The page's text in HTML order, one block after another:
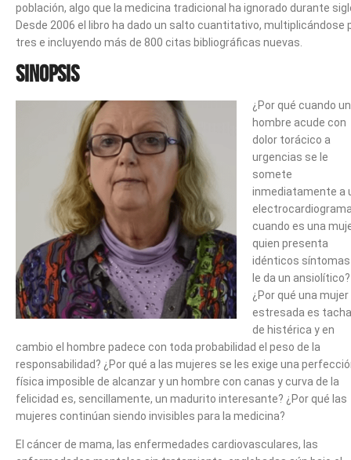
población, algo que la medicina tradicional ha ignorado durante
Desde 2006 el libro ha dado un salto cuantitativo, multiplicándose
tres e incluyendo más de 800 citas bibliográficas nuevas.
Sinopsis
¿Por qué cuando un
hombre acude con
dolor torácico a
urgencias se le
somete
inmediatamente a
cuando es una
quien presenta
idénticos
le da un ansiolítico?
¿Por qué una mujer
estresada es
de histérica y en
cambio el hombre padece con toda probabilidad el peso de la
responsabilidad? ¿Por qué a las mujeres se les exige una
física imposible de alcanzar y un hombre con canas y curva de la
felicidad es, sencillamente, un madurito interesante? ¿Por qué las
mujeres continúan siendo invisibles para la medicina?
El cáncer de mama, las enfermedades cardiovasculares, las